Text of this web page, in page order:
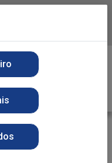
da Playvender